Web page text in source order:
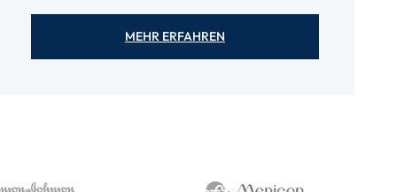
MEHR ERFAHREN